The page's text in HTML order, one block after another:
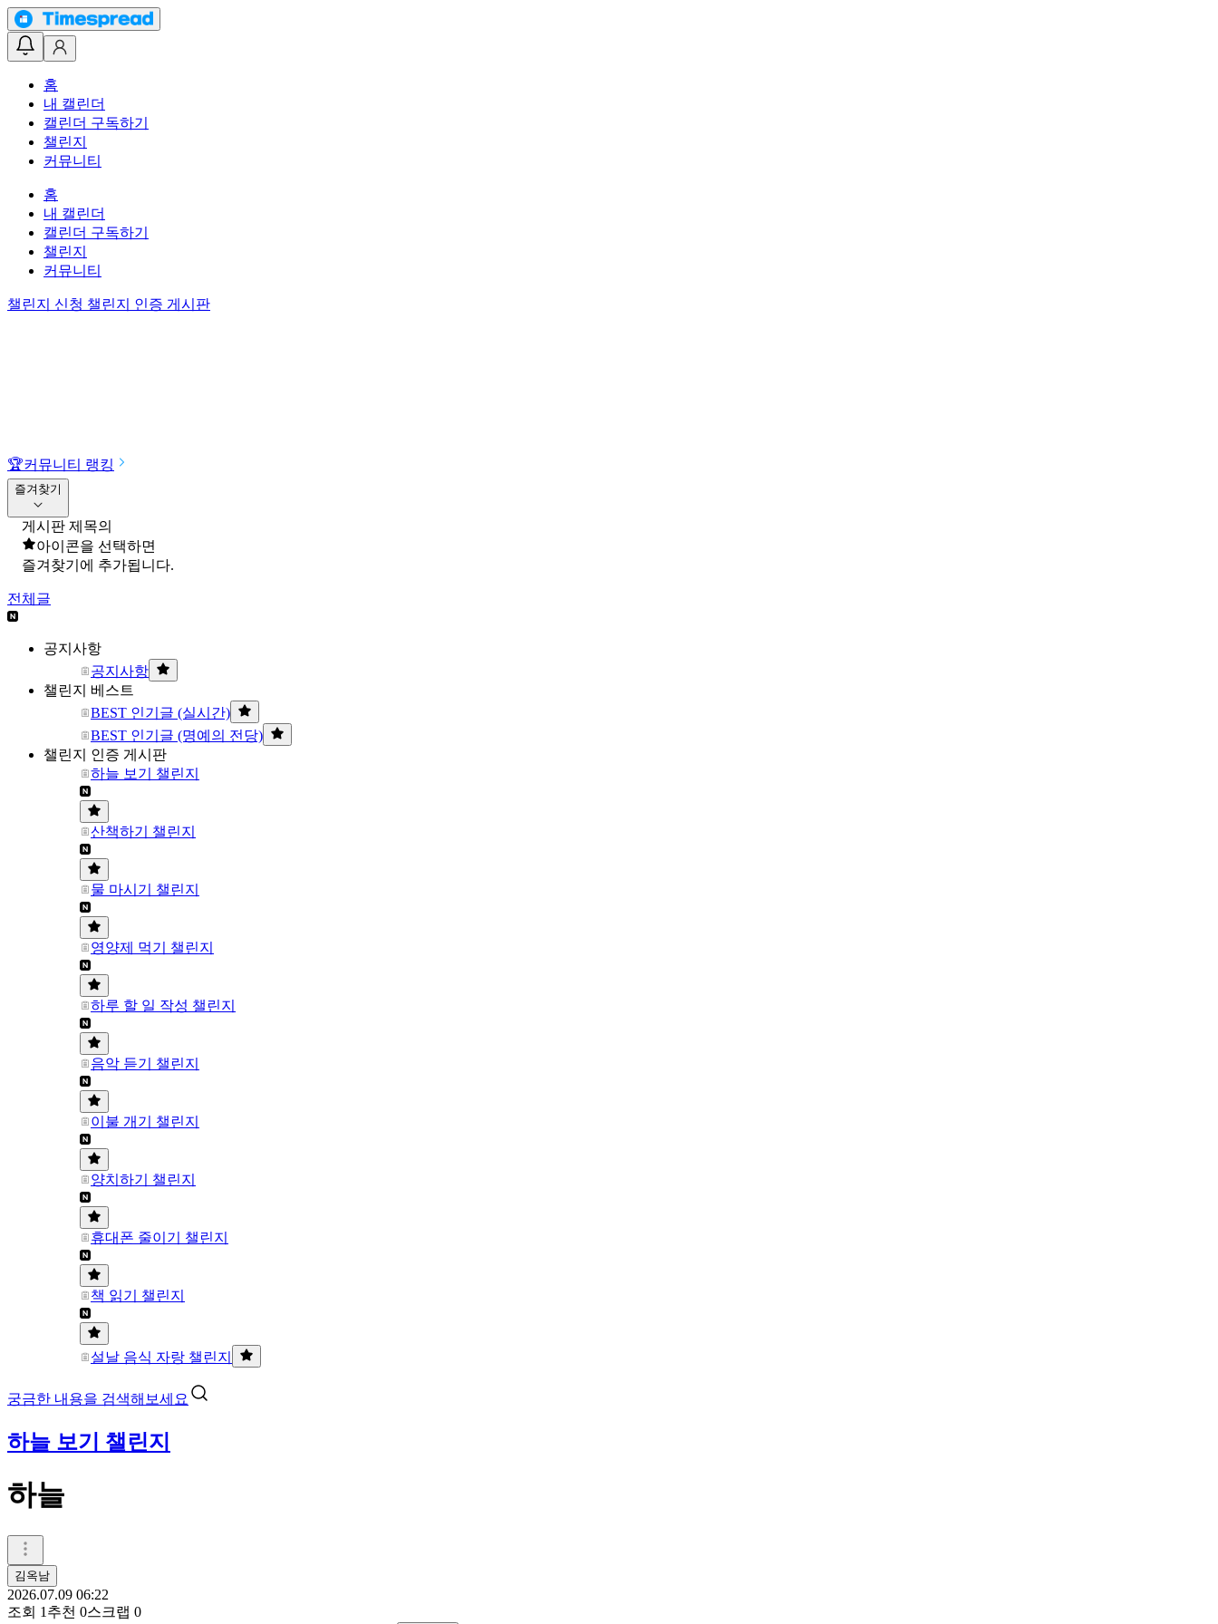
홈
내 캘린더
캘린더 구독하기
챌린지
커뮤니티
홈
내 캘린더
캘린더 구독하기
챌린지
커뮤니티
챌린지 신청 챌린지 인증 게시판
🏆커뮤니티 랭킹
즐겨찾기
게시판 제목의
아이콘을 선택하면
즐겨찾기에 추가됩니다.
전체글
공지사항
공지사항
챌린지 베스트
BEST 인기글 (실시간)
BEST 인기글 (명예의 전당)
챌린지 인증 게시판
하늘 보기 챌린지
산책하기 챌린지
물 마시기 챌린지
영양제 먹기 챌린지
하루 할 일 작성 챌린지
음악 듣기 챌린지
이불 개기 챌린지
양치하기 챌린지
휴대폰 줄이기 챌린지
책 읽기 챌린지
설날 음식 자랑 챌린지
궁금한 내용을 검색해보세요
하늘 보기 챌린지
하늘
김옥남
2026.07.09 06:22
조회 1 추천 0스크랩 0